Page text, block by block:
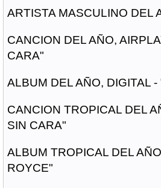
ARTISTA MASCULINO DEL
CANCION DEL AÑO,
CARA"
ALBUM DEL AÑO, DIGITAL
CANCION TROPICAL DEL
SIN CARA"
ALBUM TROPICAL DEL
ROYCE"